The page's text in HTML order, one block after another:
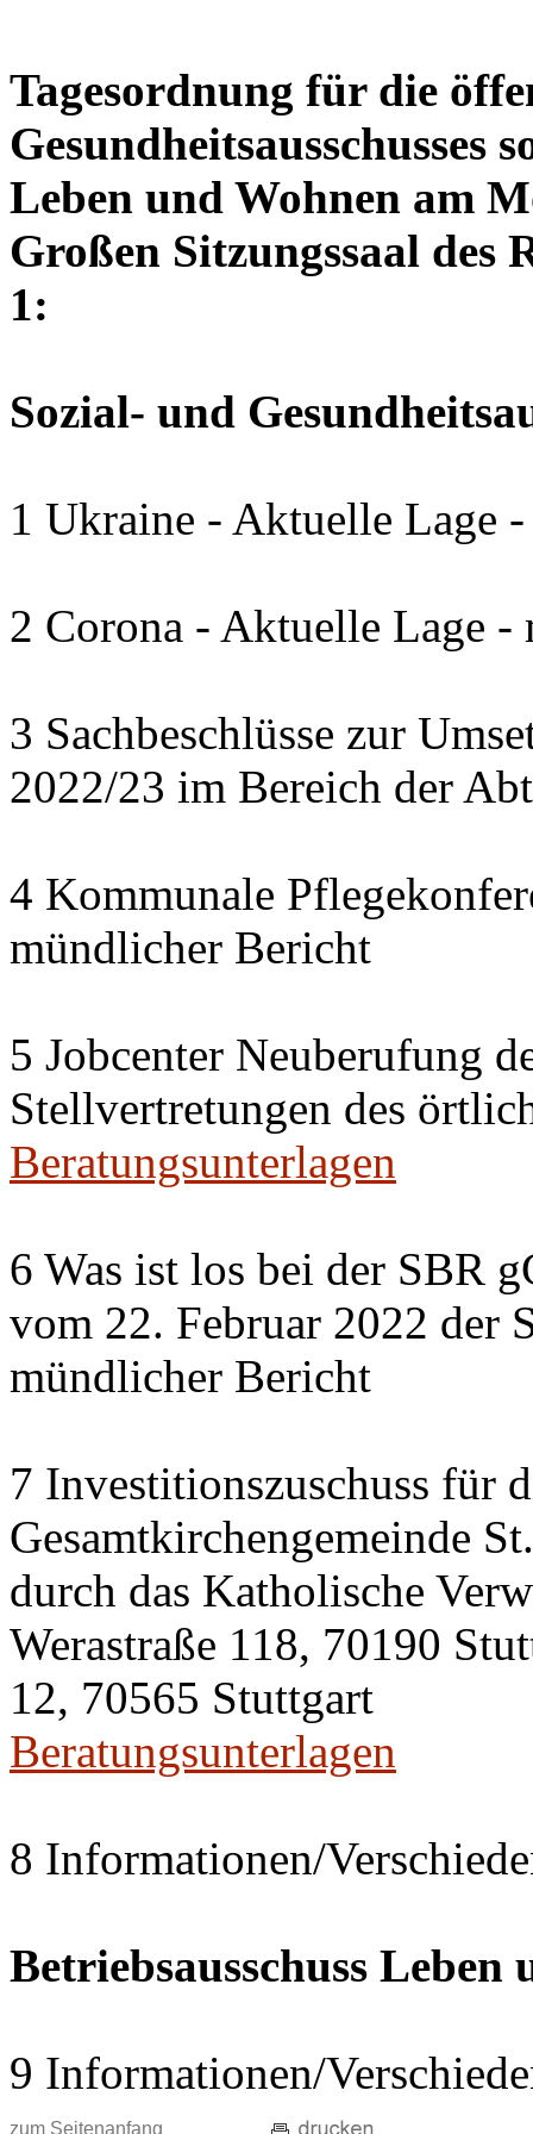
Tagesordnung für die
Gesundheitsausschusses
Leben und Wohnen am
Großen Sitzungssaal des
1:
Sozial- und
1 Ukraine - Aktuelle Lage
2 Corona - Aktuelle Lage
3 Sachbeschlüsse zur
2022/23 im Bereich der
4 Kommunale
mündlicher Bericht
5 Jobcenter Neuberufung
Stellvertretungen des
Beratungsunterlagen
6 Was ist los bei der SBR
vom 22. Februar 2022 der
mündlicher Bericht
7 Investitionszuschuss für
Gesamtkirchengemeinde
durch das Katholische
Werastraße 118, 70190
12, 70565 Stuttgart
Beratungsunterlagen
8 Informationen/
Betriebsausschuss Leben
9 Informationen/
zum Seitenanfang